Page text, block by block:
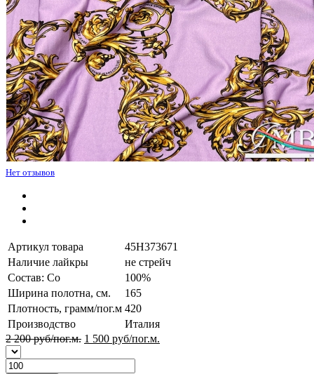
Нет отзывов
Артикул товара
45H373671
Наличие лайкры
не стрейч
Состав: Co
100%
Ширина полотна, см.
165
Плотность, грамм/пог.м 420
Производство
Италия
2 200 руб/пог.м. 1 500 руб/пог.м.